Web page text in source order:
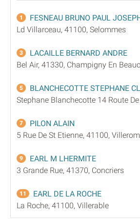
1
FESNEAU BRUNO PAUL
Ld Villarceau, 41100, Selommes
3
LACAILLE BERNARD ANDRE
Bel Air, 41330, Champigny En
5
BLANCHECOTTE STEPHANE
Stephane Blanchecotte 14 Route
7
PILON ALAIN
5 Rue De St Etienne, 41100,
9
EARL M LHERMITE
3 Grande Rue, 41370, Concriers
11
EARL DE LA ROCHE
La Roche, 41100, Villerable